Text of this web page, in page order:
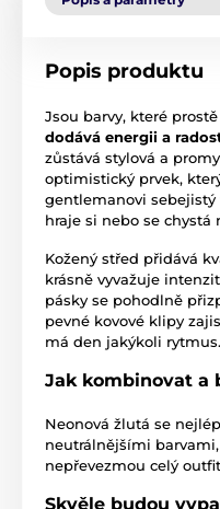
Popis produktu
Jsou barvy, které
dodává energii a
zůstává stylová a
optimistický prvek,
gentlemanovi
hraje si nebo se
Kožený střed přidává
krásně vyvažuje
pásky se pohodlně
pevné kovové klipy
má den jakýkoli rytmus.
Jak kombinovat a
Neonová žlutá se
neutrálnějšími
nepřevezmou celý
Skvěle budou